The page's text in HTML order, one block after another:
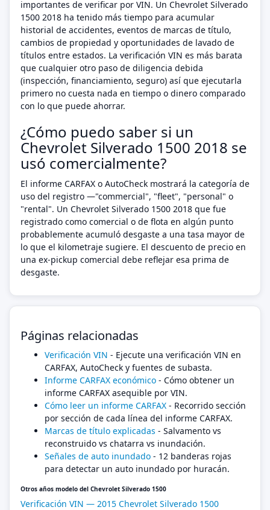
importantes de verificar por VIN. Un Chevrolet Silverado
1500 2018 ha tenido más tiempo para acumular
historial de accidentes, eventos de marcas de título,
cambios de propiedad y oportunidades de lavado de
títulos entre estados. La verificación VIN es más barata
que cualquier otro paso de diligencia debida
(inspección, financiamiento, seguro) así que ejecutarla
primero no cuesta nada en tiempo o dinero comparado
con lo que puede ahorrar.
¿Cómo puedo saber si un
Chevrolet Silverado 1500 2018 se
usó comercialmente?
El informe CARFAX o AutoCheck mostrará la categoría de
uso del registro —"commercial", "fleet", "personal" o
"rental". Un Chevrolet Silverado 1500 2018 que fue
registrado como comercial o de flota en algún punto
probablemente acumuló desgaste a una tasa mayor de
lo que el kilometraje sugiere. El descuento de precio en
una ex-pickup comercial debe reflejar esa prima de
desgaste.
Páginas relacionadas
Verificación VIN - Ejecute una verificación VIN en
CARFAX, AutoCheck y fuentes de subasta.
Informe CARFAX económico - Cómo obtener un
informe CARFAX asequible por VIN.
Cómo leer un informe CARFAX - Recorrido sección
por sección de cada línea del informe CARFAX.
Marcas de título explicadas - Salvamento vs
reconstruido vs chatarra vs inundación.
Señales de auto inundado - 12 banderas rojas
para detectar un auto inundado por huracán.
Otros años modelo del Chevrolet Silverado 1500
Verificación VIN — 2015 Chevrolet Silverado 1500